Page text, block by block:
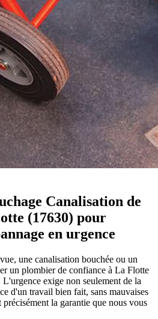
Canalisation de
(17630) pour
en urgence
une canalisation bouchée ou un
un plombier de confiance à La Flotte
exige non seulement de la
d'un travail bien fait, sans mauvaises
la garantie que nous vous